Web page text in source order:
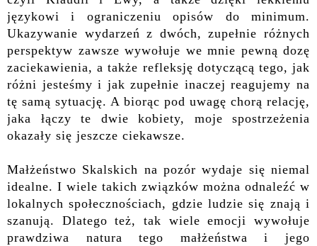
językowi i ograniczeniu opisów do minimum.
Ukazywanie wydarzeń z dwóch, zupełnie różnych
perspektyw zawsze wywołuje we mnie pewną dozę
zaciekawienia, a także refleksję dotyczącą tego, jak
różni jesteśmy i jak zupełnie inaczej reagujemy na
tę samą sytuację. A biorąc pod uwagę chorą relację,
jaka łączy te dwie kobiety, moje spostrzeżenia
okazały się jeszcze ciekawsze.
Małżeństwo Skalskich na pozór wydaje się niemal
idealne. I wiele takich związków można odnaleźć w
lokalnych społecznościach, gdzie ludzie się znają i
szanują. Dlatego też, tak wiele emocji wywołuje
prawdziwa natura tego małżeństwa i jego